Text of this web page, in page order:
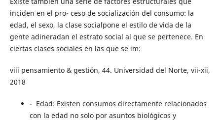
inciden en el pro- ceso de socialización del consumo: la
edad, el sexo, la clase socialpone el estilo de vida de la
gente adineradan el estrato social al que se pertenece. En
ciertas clases sociales en las que se im:
viii pensamiento & gestión, 44. Universidad del Norte, vii-xii,
2018
- Edad: Existen consumos directamente relacionados
con la edad no solo por asuntos biológicos y